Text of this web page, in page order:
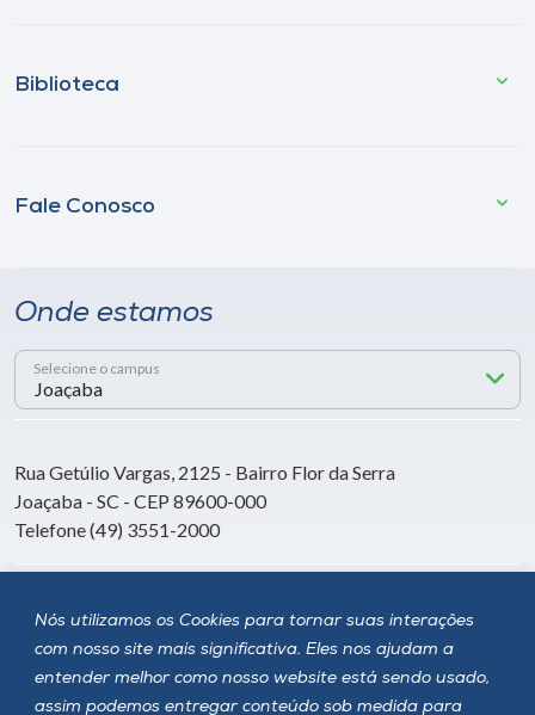
Nós utilizamos os Cookies para tornar suas interações
com nosso site mais significativa. Eles nos ajudam a
entender melhor como nosso website está sendo usado,
assim podemos entregar conteúdo sob medida para
Biblioteca
Fale Conosco
Onde estamos
Selecione o campus
Rua Getúlio Vargas, 2125 - Bairro Flor da Serra
Joaçaba - SC - CEP 89600-000
Telefone (49) 3551-2000
Siga a Unoesc